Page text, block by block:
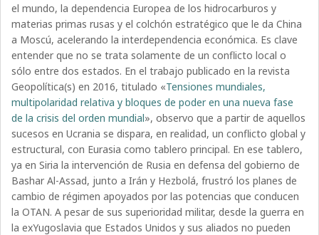
el mundo, la dependencia Europea de los hidrocarburos y
materias primas rusas y el colchón estratégico que le da China
a Moscú, acelerando la interdependencia económica. Es clave
entender que no se trata solamente de un conflicto local o
sólo entre dos estados. En el trabajo publicado en la revista
Geopolítica(s) en 2016, titulado «Tensiones mundiales,
multipolaridad relativa y bloques de poder en una nueva fase
de la crisis del orden mundial», observo que a partir de aquellos
sucesos en Ucrania se dispara, en realidad, un conflicto global y
estructural, con Eurasia como tablero principal. En ese tablero,
ya en Siria la intervención de Rusia en defensa del gobierno de
Bashar Al-Assad, junto a Irán y Hezbolá, frustró los planes de
cambio de régimen apoyados por las potencias que conducen
la OTAN. A pesar de sus superioridad militar, desde la guerra en
la exYugoslavia que Estados Unidos y sus aliados no pueden